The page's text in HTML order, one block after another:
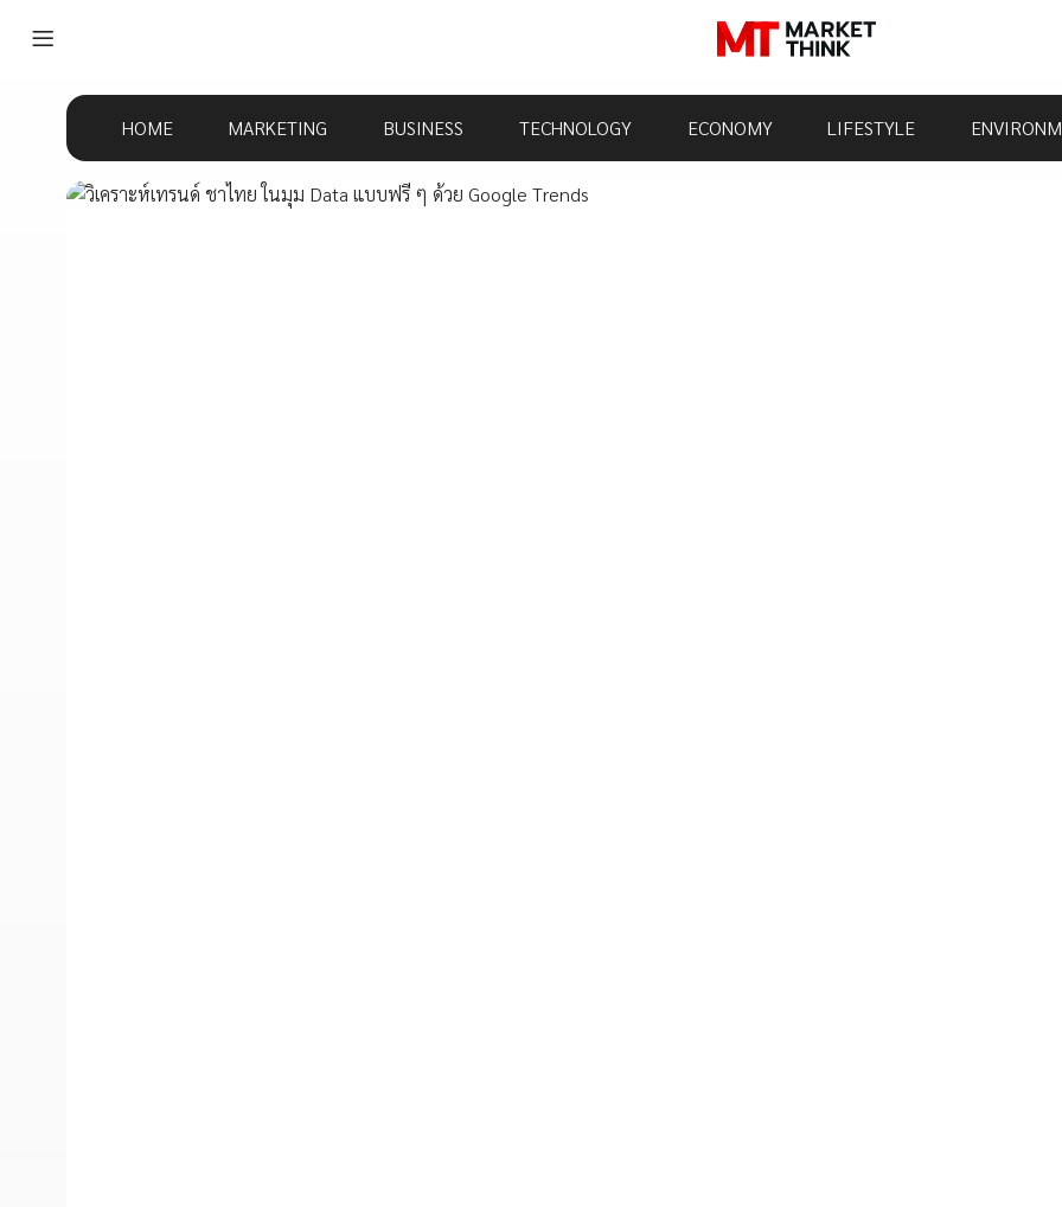
HOME MARKETING BUSINESS TECHNOLOGY ECONOMY LIFESTYLE